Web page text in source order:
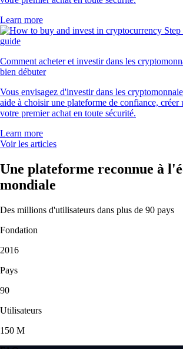
Learn more
Comment acheter et investir dans les
bien débuter
Vous envisagez d'investir dans les
aide à choisir une plateforme de confiance, créer
votre premier achat en toute sécurité.
Learn more
Voir les articles
Une plateforme reconnue à
mondiale
Des millions d'utilisateurs dans plus de 90 pays
Fondation
2016
Pays
90
Utilisateurs
150 M